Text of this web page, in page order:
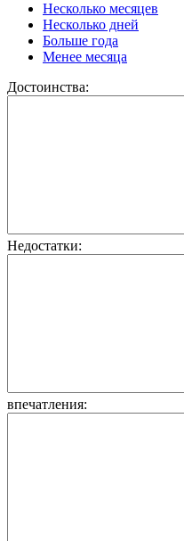
Несколько месяцев
Несколько дней
Больше года
Менее месяца
Достоинства:
Недостатки:
впечатления: